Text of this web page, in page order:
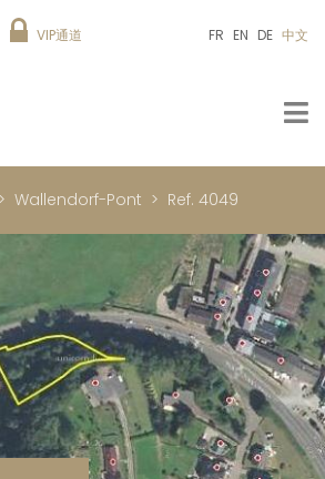
VIP通道 FR EN DE 中文
Wallendorf-Pont Ref. 4049